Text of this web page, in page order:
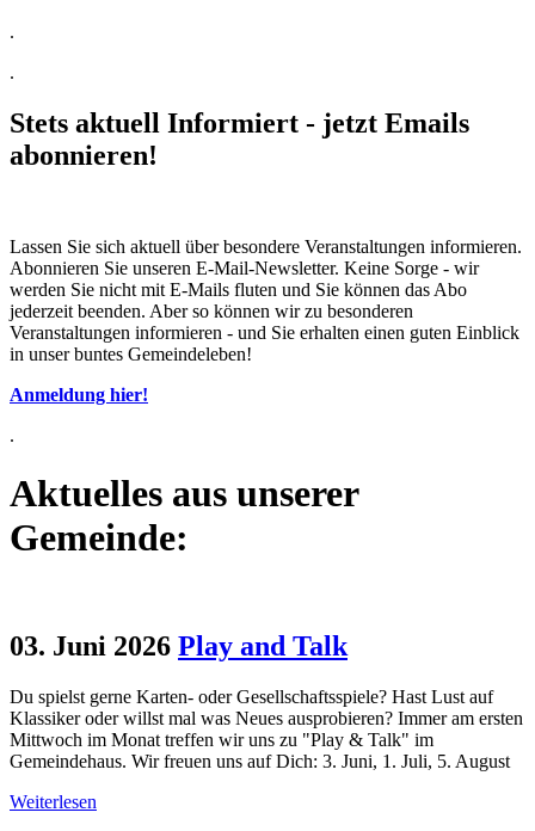
.
.
Stets aktuell Informiert - jetzt Emails
abonnieren!
Lassen Sie sich aktuell über besondere Veranstaltungen informieren.
Abonnieren Sie unseren E-Mail-Newsletter. Keine Sorge - wir
werden Sie nicht mit E-Mails fluten und Sie können das Abo
jederzeit beenden. Aber so können wir zu besonderen
Veranstaltungen informieren - und Sie erhalten einen guten Einblick
in unser buntes Gemeindeleben!
Anmeldung hier!
.
Aktuelles aus unserer
Gemeinde:
03. Juni 2026 Play and Talk
Du spielst gerne Karten- oder Gesellschaftsspiele? Hast Lust auf
Klassiker oder willst mal was Neues ausprobieren? Immer am ersten
Mittwoch im Monat treffen wir uns zu "Play & Talk" im
Gemeindehaus. Wir freuen uns auf Dich: 3. Juni, 1. Juli, 5. August
Weiterlesen